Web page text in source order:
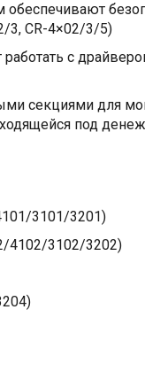
3, CR-4×02/3/5)
с
секциями для
под
3101/3201)
4102/3102/3202)